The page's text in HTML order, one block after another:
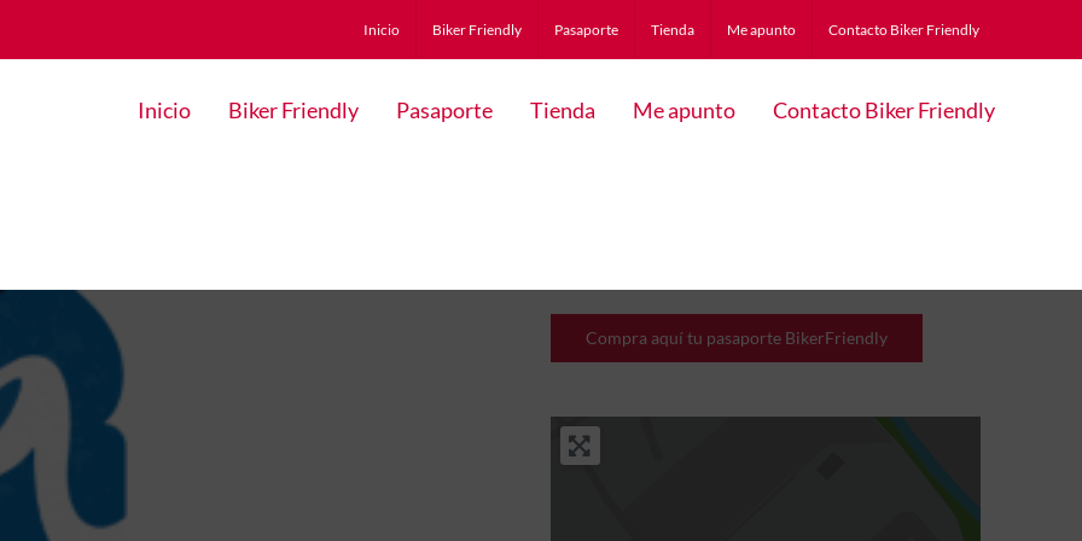
Inicio Biker Friendly Pasaporte Tienda Me apunto Contacto Biker Friendly
Inicio Biker Friendly Pasaporte Tienda Me apunto Contacto Biker Friendly
Compra aquí tu pasaporte BikerFriendly